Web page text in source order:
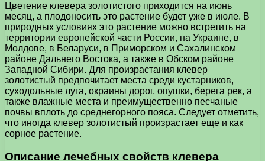
Цветение клевера золотистого приходится на июнь
месяц, а плодоносить это растение будет уже в июле. В
природных условиях это растение можно встретить на
территории европейской части России, на Украине, в
Молдове, в Беларуси, в Приморском и Сахалинском
районе Дальнего Востока, а также в Обском районе
Западной Сибири. Для произрастания клевер
золотистый предпочитает места среди кустарников,
суходольные луга, окраины дорог, опушки, берега рек, а
также влажные места и преимущественно песчаные
почвы вплоть до среднегорного пояса. Следует отметить,
что иногда клевер золотистый произрастает еще и как
сорное растение.
Описание лечебных свойств клевера